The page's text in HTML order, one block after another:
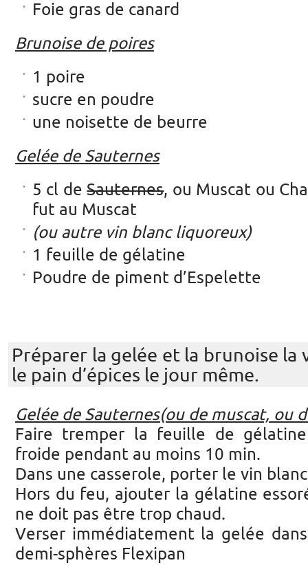
Foie gras de canard
Brunoise de poires
1 poire
sucre en poudre
une noisette de beurre
Gelée de Sauternes
5 cl deSauternes, ou Muscat ou
fut au Muscat
(ou autre vin blanc liquoreux)
1 feuille de gélatine
Poudre de piment d’Espelette
Préparer la gelée et la brunoise la
le pain d’épices le jour même.
Gelée de Sauternes(ou de muscat, ou
Faire tremper la feuille de
froide pendant au moins 10 min.
Dans une casserole, porter le vin
Hors du feu, ajouter la gélatine
ne doit pas être trop chaud.
Verser immédiatement la gelée
demi-sphères Flexipan